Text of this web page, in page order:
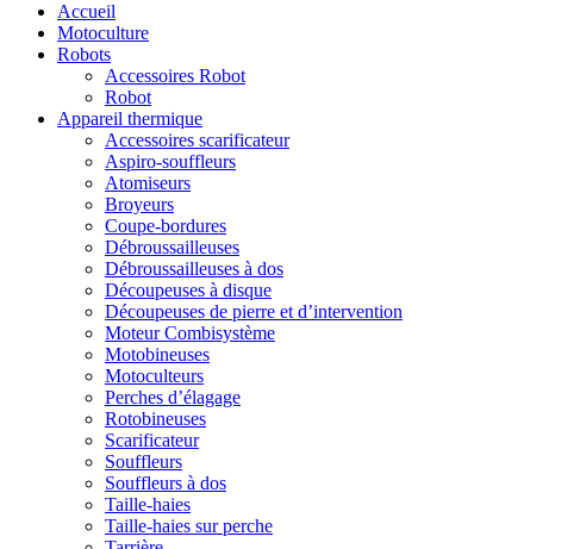
Accueil
Motoculture
Robots
Accessoires Robot
Robot
Appareil thermique
Accessoires scarificateur
Aspiro-souffleurs
Atomiseurs
Broyeurs
Coupe-bordures
Débroussailleuses
Débroussailleuses à dos
Découpeuses à disque
Découpeuses de pierre et d’intervention
Moteur Combisystème
Motobineuses
Motoculteurs
Perches d’élagage
Rotobineuses
Scarificateur
Souffleurs
Souffleurs à dos
Taille-haies
Taille-haies sur perche